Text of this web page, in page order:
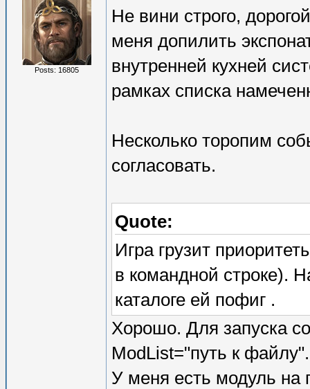
Posts: 16805
Не вини строго,
меня допилить
внутренней кухней
рамках списка
Несколько торопим
согласовать.
Quote:
Игра грузит
в командной строке).
каталоге ей пофиг .
Хорошо. Для запуска
ModList="путь к файлу".
У меня есть модуль на